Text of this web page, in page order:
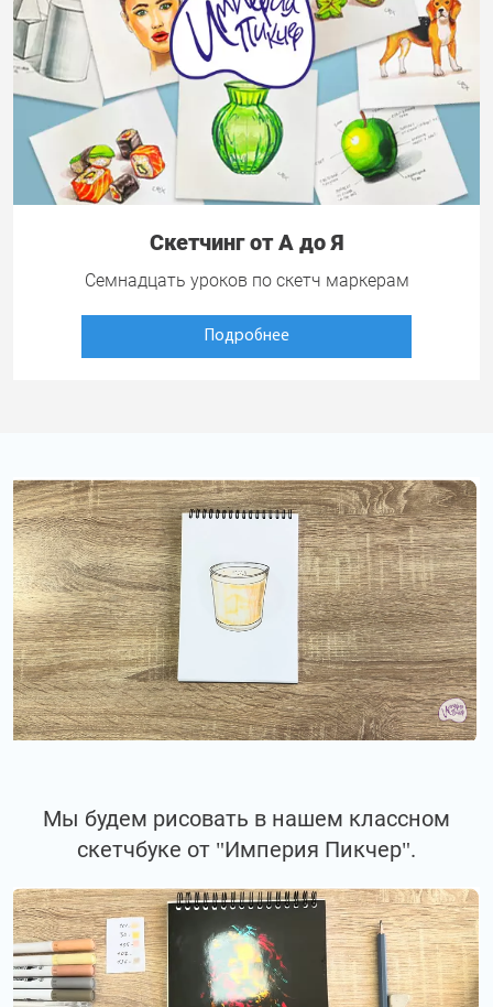
Скетчинг от А до Я
Семнадцать уроков по скетч маркерам
Подробнее
Мы будем рисовать в нашем классном
скетчбуке от "Империя Пикчер".